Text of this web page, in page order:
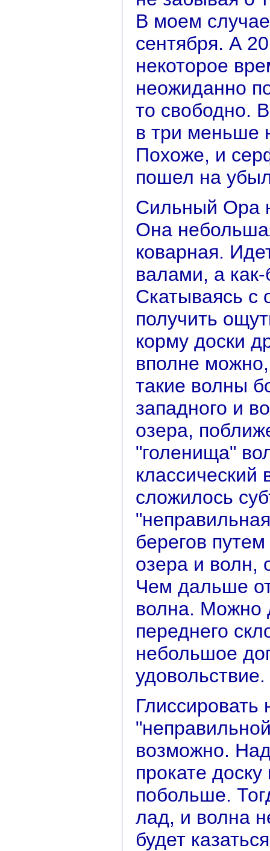
В моем
сентября. А
некоторое
неожиданно
то свободно.
в три меньше
Похоже, и
пошел на
Сильный Ора
Она
коварная.
валами, а
Скатываясь с
получить
корму доски
вполне
такие волны
западного и
озера,
"голенища"
сложилось
берегов
озера и волн,
Чем дальше
волна. Можно
переднего
небольшое
удовольствие.
Глиссировать
возможно.
прокате
побольше.
лад, и волна
будет